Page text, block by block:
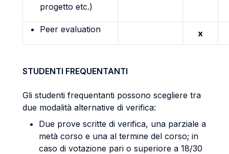
progetto etc.)
Peer evaluation x
STUDENTI FREQUENTANTI
Gli studenti frequentanti possono scegliere tra
due modalità alternative di verifica:
Due prove scritte di verifica, una parziale a
metà corso e una al termine del corso; in
caso di votazione pari o superiore a 18/30